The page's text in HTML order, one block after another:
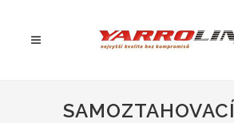
SAMOZTAHOVACÍ